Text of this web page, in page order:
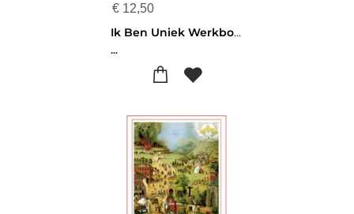
€ 12,50
Ik Ben Uniek Werkboek
...